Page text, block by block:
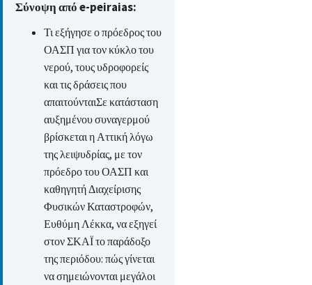
Σύνοψη από e-peiraias:
Τι εξήγησε ο πρόεδρος του
ΟΑΣΠ για τον κύκλο του
νερού, τους υδροφορείς
και τις δράσεις που
απαιτούνταιΣε κατάσταση
αυξημένου συναγερμού
βρίσκεται η Αττική λόγω
της λειψυδρίας, με τον
πρόεδρο του ΟΑΣΠ και
καθηγητή Διαχείρισης
Φυσικών Καταστροφών,
Ευθύμη Λέκκα, να εξηγεί
στον ΣΚΑΪ το παράδοξο
της περιόδου: πώς γίνεται
να σημειώνονται μεγάλοι